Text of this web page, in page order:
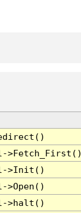
>Init()
>Open()
>halt()